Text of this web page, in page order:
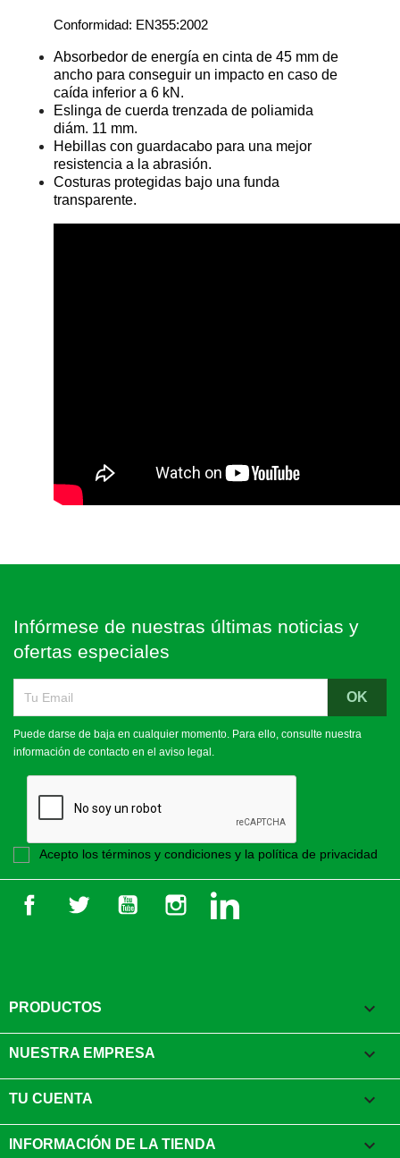
Conformidad: EN355:2002
Absorbedor de energía en cinta de 45 mm de
ancho para conseguir un impacto en caso de
caída inferior a 6 kN.
Eslinga de cuerda trenzada de poliamida
diám. 11 mm.
Hebillas con guardacabo para una mejor
resistencia a la abrasión.
Costuras protegidas bajo una funda
transparente.
Infórmese de nuestras últimas noticias y
ofertas especiales
Puede darse de baja en cualquier momento. Para ello, consulte nuestra
información de contacto en el aviso legal.
Acepto los términos y condiciones y la política de privacidad
FacebookTwitter YouTube Instagram
PRODUCTOS 
NUESTRA EMPRESA 
TU CUENTA 
INFORMACIÓN DE LA TIENDA keyboard_arrow_down